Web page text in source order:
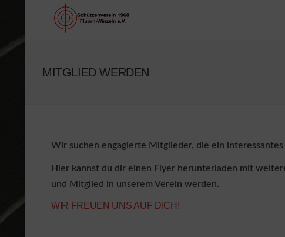
MITGLIED WERDEN
Wir suchen engagierte Mitglieder, die ein
Hier kannst du dir einen Flyer herunterladen mit
und Mitglied in unserem Verein werden.
WIR FREUEN UNS AUF DICH!